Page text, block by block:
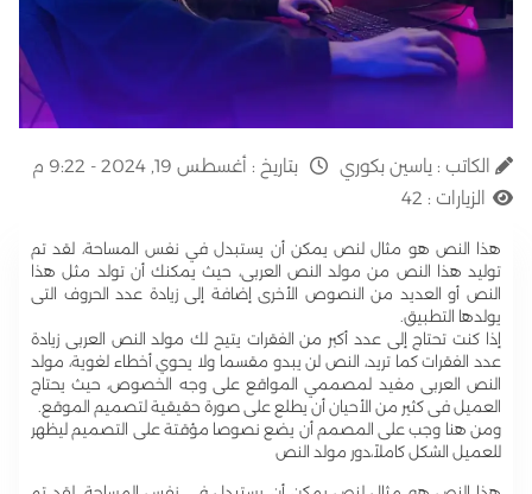
الكاتب : ياسين بكوري بتاريخ : أغسطس 19, 2024 - 9:22 م
الزيارات : 42
هذا النص هو مثال لنص يمكن أن يستبدل في نفس المساحة، لقد تم
توليد هذا النص من مولد النص العربى، حيث يمكنك أن تولد مثل هذا
النص أو العديد من النصوص الأخرى إضافة إلى زيادة عدد الحروف التى
يولدها التطبيق.
إذا كنت تحتاج إلى عدد أكبر من الفقرات يتيح لك مولد النص العربى زيادة
عدد الفقرات كما تريد، النص لن يبدو مقسما ولا يحوي أخطاء لغوية، مولد
النص العربى مفيد لمصممي المواقع على وجه الخصوص، حيث يحتاج
العميل فى كثير من الأحيان أن يطلع على صورة حقيقية لتصميم الموقع.
ومن هنا وجب على المصمم أن يضع نصوصا مؤقتة على التصميم ليظهر
للعميل الشكل كاملاً،دور مولد النص